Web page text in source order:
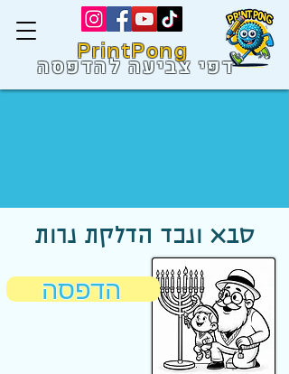
PrintPong
דפי צביעה להדפסה
סבא ונכד הדלקת נרות
הדפסה